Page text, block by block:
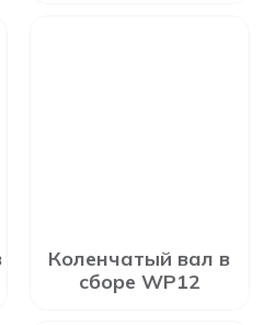
Коленчатый вал в
сборе WP12